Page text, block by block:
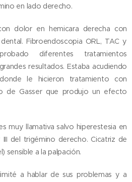
en lado derecho.
dolor en hemicara derecha con
Fibroendoscopia ORL, TAC y
diferentes tratamientos
resultados. Estaba acudiendo
le hicieron tratamiento con
de Gasser que produjo un efecto
muy llamativa salvo hiperestesia en
del trigémino derecho. Cicatriz de
sensible a la palpación.
a hablar de sus problemas y a